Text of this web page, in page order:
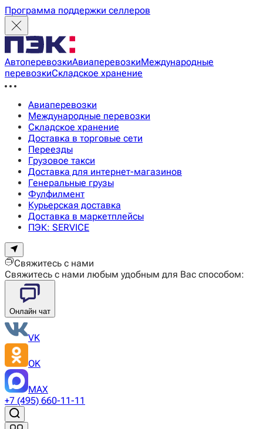
Программа поддержки селлеров
АвтоперевозкиАвиаперевозкиМеждународные
перевозкиСкладское хранение
Авиаперевозки
Международные перевозки
Складское хранение
Доставка в торговые сети
Переезды
Грузовое такси
Доставка для интернет-магазинов
Генеральные грузы
Фулфилмент
Курьерская доставка
Доставка в маркетплейсы
ПЭК: SERVICE
Свяжитесь с нами
Свяжитесь с нами любым удобным для Вас способом:
Онлайн чат
VK
OK
MAX
+7 (495) 660-11-11